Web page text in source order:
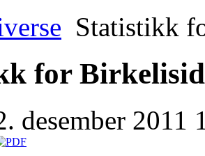
Statistikk
for
desember 2011